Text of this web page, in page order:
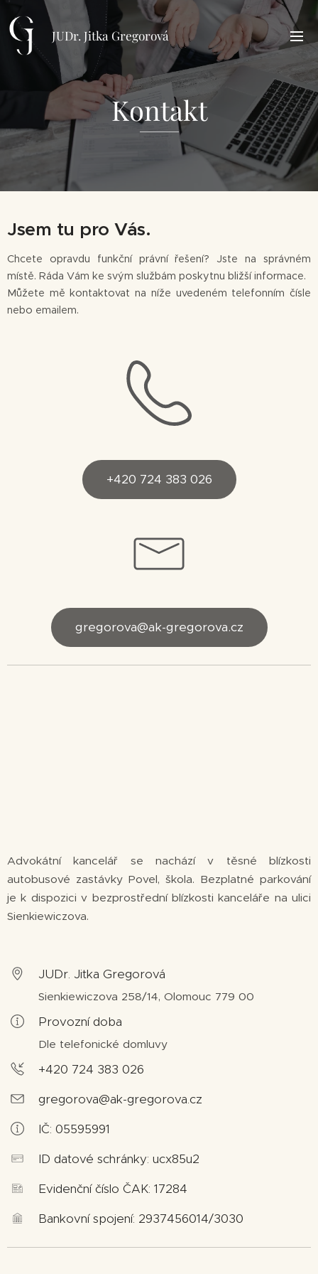
JUDr. Jitka Gregorová
Kontakt
Jsem tu pro Vás.
Chcete opravdu funkční právní řešení? Jste na správném
místě. Ráda Vám ke svým službám poskytnu bližší informace.
Můžete mě kontaktovat na níže uvedeném telefonním čísle
nebo emailem.
+420 724 383 026
gregorova@ak-gregorova.cz
Advokátní kancelář se nachází v těsné blízkosti
autobusové zastávky Povel, škola. Bezplatné parkování
je k dispozici v bezprostřední blízkosti kanceláře na ulici
Sienkiewiczova.
JUDr. Jitka Gregorová
Sienkiewiczova 258/14, Olomouc 779 00
Provozní doba
Dle telefonické domluvy
+420 724 383 026
gregorova@ak-gregorova.cz
IČ: 05595991
ID datové schránky: ucx85u2
Evidenční číslo ČAK: 17284
Bankovní spojení: 2937456014/3030